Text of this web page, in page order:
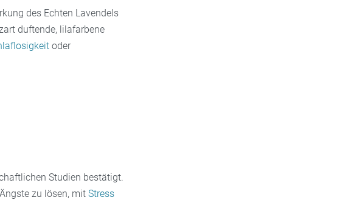
des Echten Lavendels
duftende, lilafarbene
oder
Studien bestätigt.
zu lösen, mit Stress